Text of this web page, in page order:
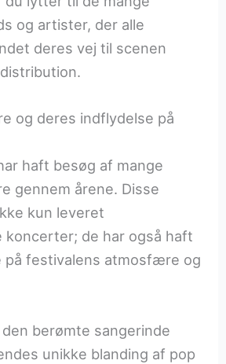
og artister, der alle
deres vej til scenen
og deres indflydelse på
haft besøg af mange
gennem årene. Disse
kun leveret
koncerter; de har også haft
på festivalens atmosfære og
berømte sangerinde
unikke blanding af pop